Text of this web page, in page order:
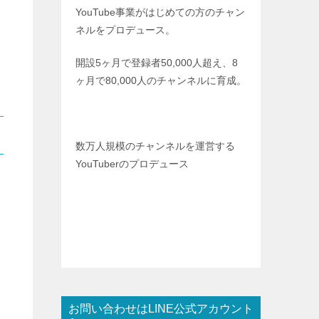
YouTube事業がはじめての方のチャン
ネルをプロデュース。
開設5ヶ月で登録者50,000人超え、8
ヶ月で80,000人のチャンネルに育成。
数万人規模のチャンネルを運営する
YouTuberのプロデュース
お問い合わせはLINE公式アカウント